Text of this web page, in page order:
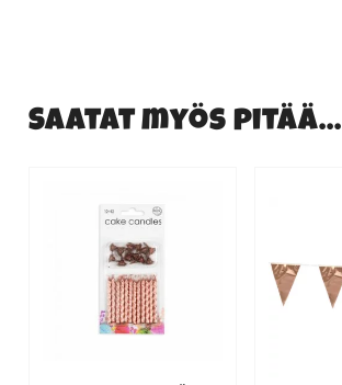
Saatat myös pitää...